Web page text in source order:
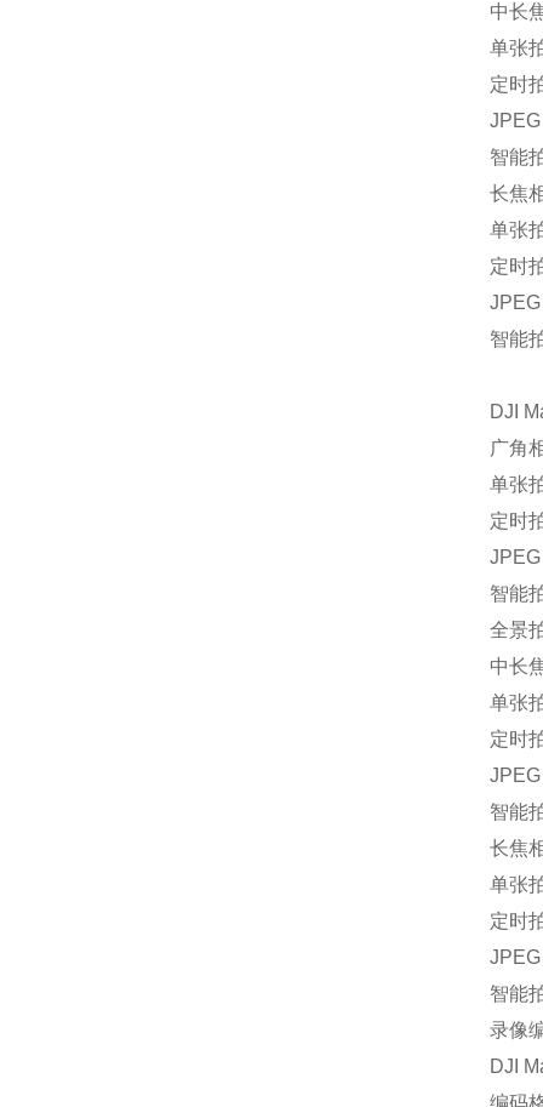
中长
单张
定时
智能
长焦
单张
定时
智能
DJI
广角
单张
定时
智能
全景
中长
单张
定时
智能
长焦
单张
定时
智能
录像
DJI
编码